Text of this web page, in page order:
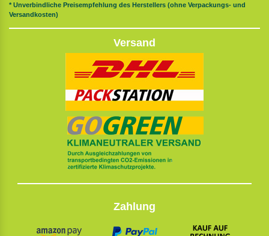
* Unverbindliche Preisempfehlung des Herstellers (ohne Verpackungs- und
Versandkosten)
Versand
Zahlung